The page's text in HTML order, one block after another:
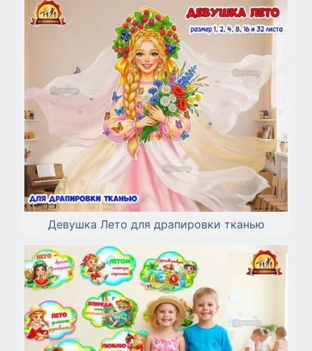
Девушка Лето для драпировки тканью